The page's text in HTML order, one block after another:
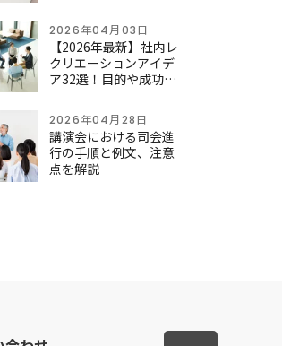
ート
2026年04月03日
【2026年最新】社内レ
クリエーションアイデ
ア32選！目的や成功の
で徹底解説
2026年04月28日
講演会における司会進
行の手順と例文、注意
点を解説